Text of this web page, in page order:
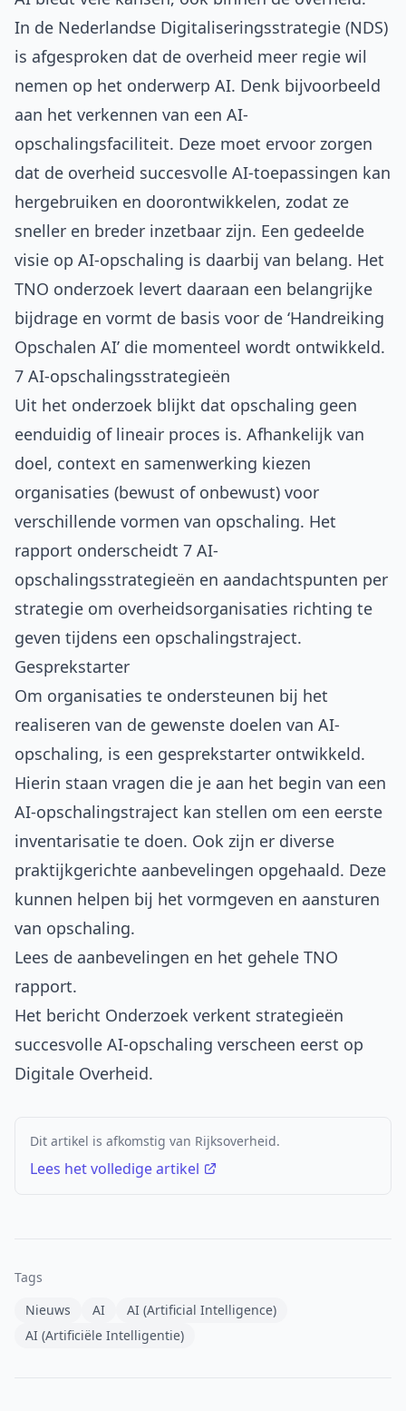
In de Nederlandse Digitaliseringsstrategie (NDS)
is afgesproken dat de overheid meer regie wil
nemen op het onderwerp AI. Denk bijvoorbeeld
aan het verkennen van een AI-
opschalingsfaciliteit. Deze moet ervoor zorgen
dat de overheid succesvolle AI-toepassingen kan
hergebruiken en doorontwikkelen, zodat ze
sneller en breder inzetbaar zijn. Een gedeelde
visie op AI-opschaling is daarbij van belang. Het
TNO onderzoek levert daaraan een belangrijke
bijdrage en vormt de basis voor de ‘Handreiking
Opschalen AI’ die momenteel wordt ontwikkeld.
7 AI-opschalingsstrategieën
Uit het onderzoek blijkt dat opschaling geen
eenduidig of lineair proces is. Afhankelijk van
doel, context en samenwerking kiezen
organisaties (bewust of onbewust) voor
verschillende vormen van opschaling. Het
rapport onderscheidt 7 AI-
opschalingsstrategieën en aandachtspunten per
strategie om overheidsorganisaties richting te
geven tijdens een opschalingstraject.
Gesprekstarter
Om organisaties te ondersteunen bij het
realiseren van de gewenste doelen van AI-
opschaling, is een gesprekstarter ontwikkeld.
Hierin staan vragen die je aan het begin van een
AI-opschalingstraject kan stellen om een eerste
inventarisatie te doen. Ook zijn er diverse
praktijkgerichte aanbevelingen opgehaald. Deze
kunnen helpen bij het vormgeven en aansturen
van opschaling.
Lees de aanbevelingen en het gehele TNO
rapport.
Het bericht Onderzoek verkent strategieën
succesvolle AI-opschaling verscheen eerst op
Digitale Overheid.
Dit artikel is afkomstig van Rijksoverheid.
Lees het volledige artikel
Tags
Nieuws
AI
AI (Artificial Intelligence)
AI (Artificiële Intelligentie)